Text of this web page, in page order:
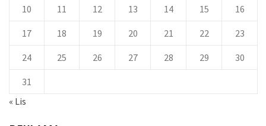
10 11 12 13 14 15 16
17 18 19 20 21 22 23
24 25 26 27 28 29 30
31
« Lis